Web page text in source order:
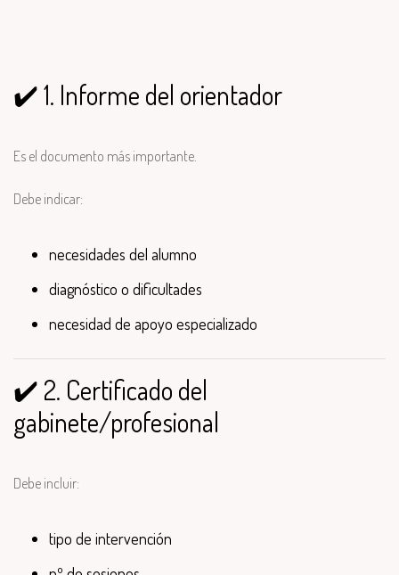
✔️ 1. Informe del orientador
Es el documento más importante.
Debe indicar:
necesidades del alumno
diagnóstico o dificultades
necesidad de apoyo especializado
✔️ 2. Certificado del
gabinete/profesional
Debe incluir:
tipo de intervención